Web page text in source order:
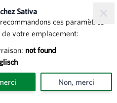
Sativa
ces paramètres
de votre emplacement:
not found
Non, merci
- Onopordum acanthium
Onopordum